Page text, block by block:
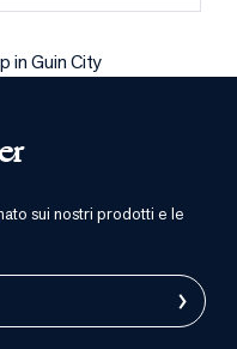
in Guin City
sui nostri prodotti e le
›